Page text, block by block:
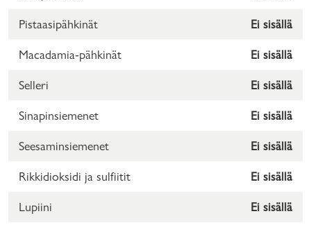
Pistaasipähkinät Ei sisällä
Macadamia-pähkinät Ei sisällä
Selleri Ei sisällä
Sinapinsiemenet Ei sisällä
Seesaminsiemenet Ei sisällä
Rikkidioksidi ja sulfiitit Ei sisällä
Lupiini Ei sisällä